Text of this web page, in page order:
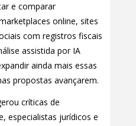
e comparar
online, sites
com registros fiscais
assistida por IA
ainda mais essas
propostas avançarem.
críticas de
especialistas jurídicos e